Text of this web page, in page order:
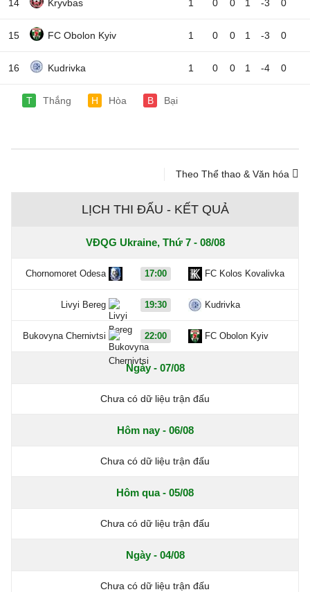
14 Kryvbas 1 0 0 1 -3 0
15 FC Obolon Kyiv 1 0 0 1 -3 0
16 Kudrivka 1 0 0 1 -4 0
T Thắng H Hòa B Bại
Theo Thể thao & Văn hóa
LỊCH THI ĐẤU - KẾT QUẢ
VĐQG Ukraine, Thứ 7 - 08/08
Chornomoret Odesa 17:00 FC Kolos Kovalivka
Livyi Bereg 19:30 Kudrivka
Bukovyna Chernivtsi 22:00 FC Obolon Kyiv
Ngày - 07/08
Chưa có dữ liệu trận đấu
Hôm nay - 06/08
Chưa có dữ liệu trận đấu
Hôm qua - 05/08
Chưa có dữ liệu trận đấu
Ngày - 04/08
Chưa có dữ liệu trận đấu